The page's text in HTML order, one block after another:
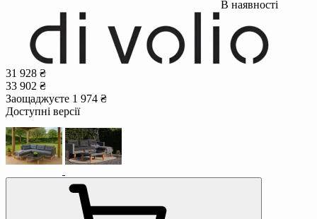
В наявності
31 928 ₴
33 902 ₴
Заощаджуєте 1 974 ₴
Доступні версії